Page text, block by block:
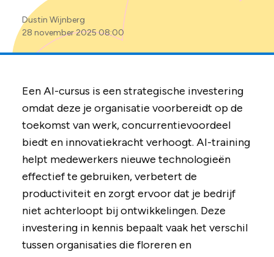
Posted
by:
Dustin Wijnberg
28 november 2025 08:00
Een AI-cursus is een strategische investering
omdat deze je organisatie voorbereidt op de
toekomst van werk, concurrentievoordeel
biedt en innovatiekracht verhoogt. AI-training
helpt medewerkers nieuwe technologieën
effectief te gebruiken, verbetert de
productiviteit en zorgt ervoor dat je bedrijf
niet achterloopt bij ontwikkelingen. Deze
investering in kennis bepaalt vaak het verschil
tussen organisaties die floreren en